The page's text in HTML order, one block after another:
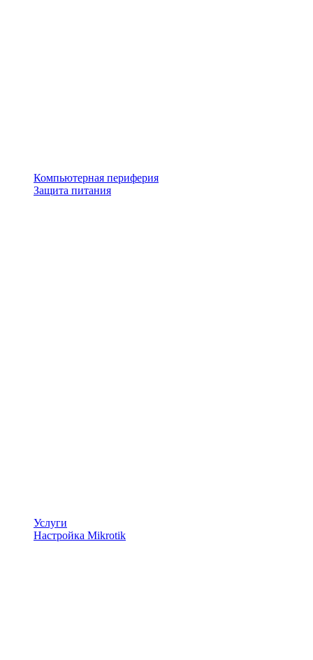
Компьютерная периферия
Защита питания
Услуги
Настройка Mikrotik